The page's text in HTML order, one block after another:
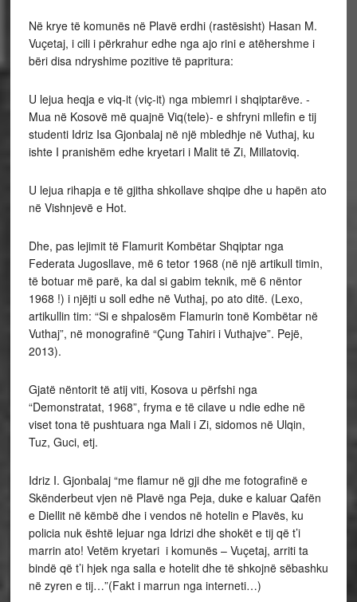
Në krye të komunës në Plavë erdhi (rastësisht) Hasan M.
Vuçetaj, i cili i përkrahur edhe nga ajo rini e atëhershme i
bëri disa ndryshime pozitive të papritura:
U lejua heqja e viq-it (viç-it) nga mbiemri i shqiptarëve. -
Mua në Kosovë më quajnë Viq(tele)- e shfryni mllefin e tij
studenti Idriz Isa Gjonbalaj në një mbledhje në Vuthaj, ku
ishte I pranishëm edhe kryetari i Malit të Zi, Millatoviq.
U lejua rihapja e të gjitha shkollave shqipe dhe u hapën ato
në Vishnjevë e Hot.
Dhe, pas lejimit të Flamurit Kombëtar Shqiptar nga
Federata Jugosllave, më 6 tetor 1968 (në një artikull timin,
të botuar më parë, ka dal si gabim teknik, më 6 nëntor
1968 !) i njëjti u soll edhe në Vuthaj, po ato ditë. (Lexo,
artikullin tim: “Si e shpalosëm Flamurin tonë Kombëtar në
Vuthaj”, në monografinë “Çung Tahiri i Vuthajve”. Pejë,
2013).
Gjatë nëntorit të atij viti, Kosova u përfshi nga
“Demonstratat, 1968”, fryma e të cilave u ndie edhe në
viset tona të pushtuara nga Mali i Zi, sidomos në Ulqin,
Tuz, Guci, etj.
Idriz I. Gjonbalaj “me flamur në gji dhe me fotografinë e
Skënderbeut vjen në Plavë nga Peja, duke e kaluar Qafën
e Diellit në këmbë dhe i vendos në hotelin e Plavës, ku
policia nuk është lejuar nga Idrizi dhe shokët e tij që t’i
marrin ato! Vetëm kryetari i komunës – Vuçetaj, arriti ta
bindë që t’i hjek nga salla e hotelit dhe të shkojnë sëbashku
në zyren e tij…”(Fakt i marrun nga interneti…)